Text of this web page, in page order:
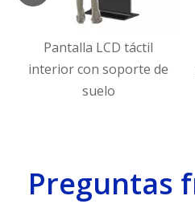
Pantalla de vidrio a
prueba de explosiones
Preguntas